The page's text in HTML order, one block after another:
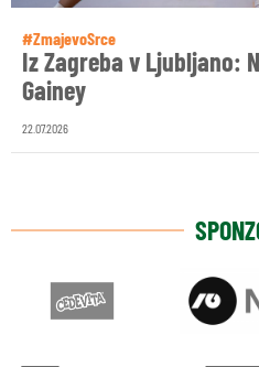
#ZmajevoSrce
Iz Zagreba v Ljubljano:
Gainey
22.07.2026